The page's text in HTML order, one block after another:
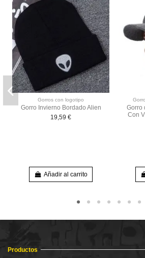
Gorros con logotipo
Gorro Invierno Bordado Alien
19,59 €
Añadir al carrito
Gorro
Con
Productos